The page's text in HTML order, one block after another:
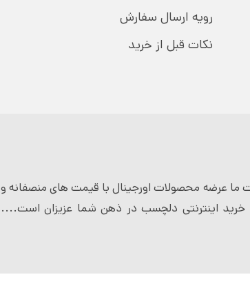
رویه ارسال سفارش
نکات قبل از خرید
عرضه محصولات اورجینال با قیمت های منصفانه و
خرید اینترنتی دلچسب در ذهن شما عزیزان است....